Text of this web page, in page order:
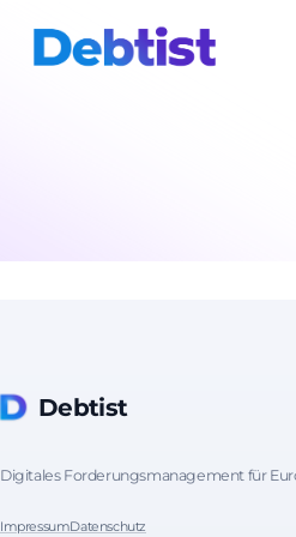
Debtist
Digitales Forderungsmanagement für
ImpressumDatenschutz